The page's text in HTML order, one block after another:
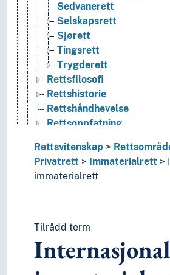
Sedvanerett
Selskapsrett
Sjørett
Tingsrett
Trygderett
Rettsfilosofi
Rettshistorie
Rettshåndhevelse
Rettsoppfatning
Utlendingsrett
Rettssikkerhet
Rettssystemer
Tid i enheter, stadier og
Rettsvitenskap
Privatrett
Immaterialrett
immaterialrett
Tilrådd term
Internasjonal